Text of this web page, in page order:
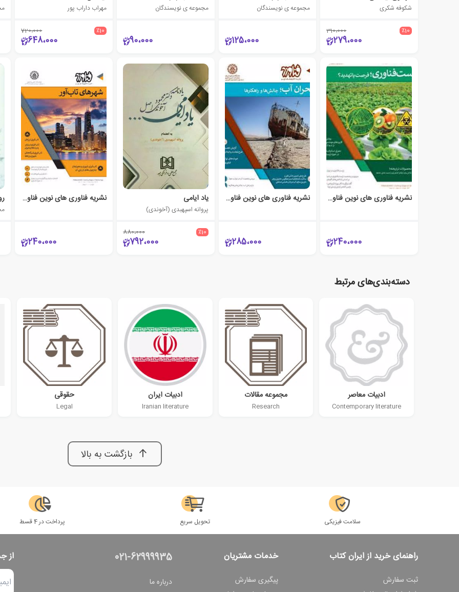
شکوفه شکری
٪10 310،000
279،000
مجموعه ی نویسندگان
125،000
مجموعه ی نویسندگان
90،000
مهراب داراب پور
٪10 720،000
648،000
نشریه فناوری های نوین فناورد (سال دوم شماره سوم سال 1397)
240،000
نشریه فناوری های نوین فناورد (سال اول شماره 2 سال 1397)
285،000
یاد ایامی
پروانه اسپهبدی (آخوندی)
٪10 880،000
792،000
نشریه فناوری های نوین فناورد (سال اول شماره اول سال 1396)
240،000
دسته‌بندی‌های مرتبط
ادبیات معاصر
Contemporary literature
مجموعه مقالات
Research
ادبیات ایران
Iranian literature
حقوقی
Legal
بازگشت به بالا
سلامت فیزیکی تحویل سریع پرداخت در 4 قسط
راهنمای خرید از ایران کتاب
ثبت سفارش
خدمات مشتریان
پیگیری سفارش
021-62999935
درباره ما
از